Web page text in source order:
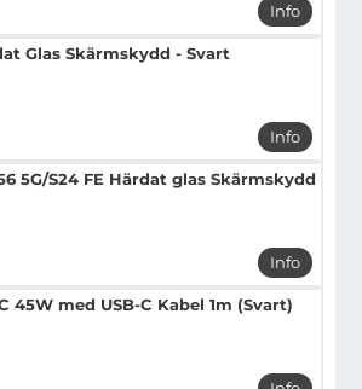
Info
mer info
Glas Skärmskydd - Svart
Info
mer info
5G/S24 FE Härdat glas Skärmskydd
Info
mer info
45W med USB-C Kabel 1m (Svart)